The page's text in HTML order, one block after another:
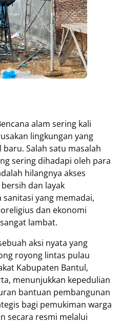
alam sering kali
lingkungan yang
Salah satu masalah
sering dihadapi oleh para
hilangnya akses
dan layak
yang memadai,
dan ekonomi
lambat.
aksi nyata yang
royong lintas pulau
Kabupaten Bantul,
menunjukkan kepedulian
bantuan pembangunan
bagi pemukiman warga
secara resmi melalui